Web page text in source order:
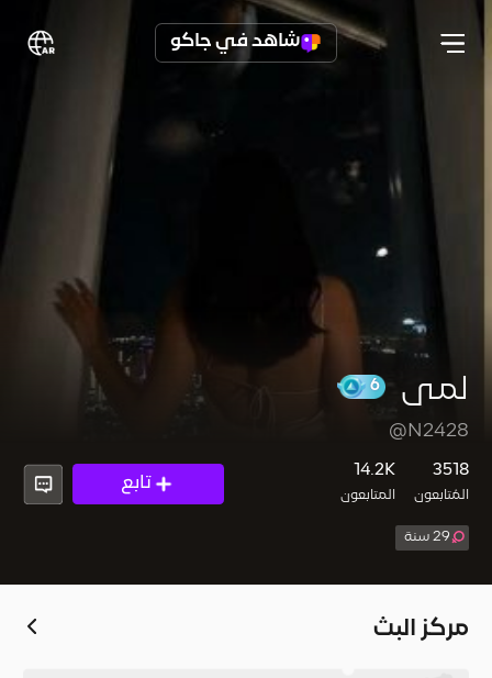
شاهد في جاكو
لمى
@N2428
3518
المُتابعون
14.2K
المتابعون
تابع
29 سنة
مركز البث